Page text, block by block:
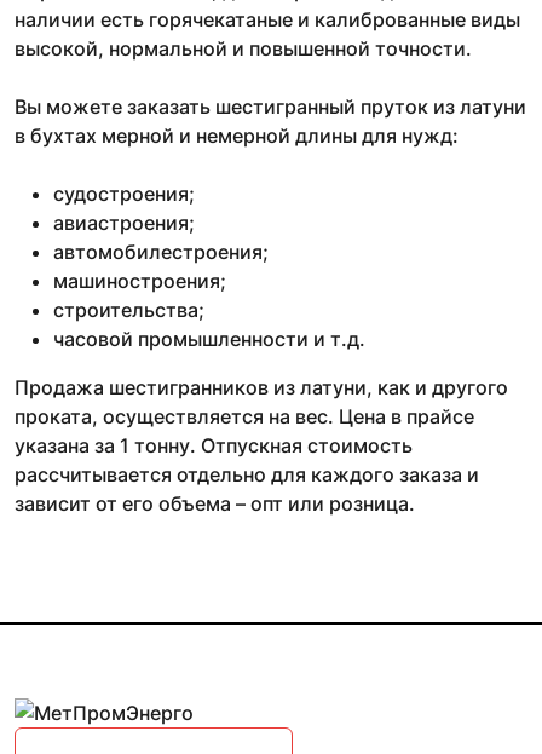
наличии есть горячекатаные и калиброванные виды
высокой, нормальной и повышенной точности.
Вы можете заказать шестигранный пруток из латуни
в бухтах мерной и немерной длины для нужд:
судостроения;
авиастроения;
автомобилестроения;
машиностроения;
строительства;
часовой промышленности и т.д.
Продажа шестигранников из латуни, как и другого
проката, осуществляется на вес. Цена в прайсе
указана за 1 тонну. Отпускная стоимость
рассчитывается отдельно для каждого заказа и
зависит от его объема – опт или розница.